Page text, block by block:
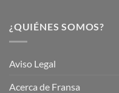
¿QUIÉNES SOMOS?
Aviso Legal
Acerca de Fransa